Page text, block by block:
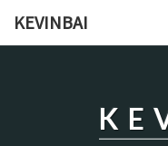
KEVINBAI